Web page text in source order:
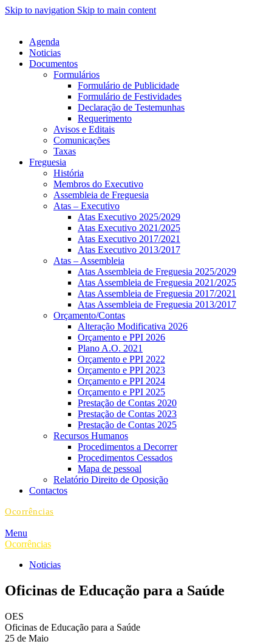
Skip to navigation Skip to main content
Agenda
Noticias
Documentos
Formulários
Formulário de Publicidade
Formulário de Festividades
Declaração de Testemunhas
Requerimento
Avisos e Editais
Comunicações
Taxas
Freguesia
História
Membros do Executivo
Assembleia de Freguesia
Atas – Executivo
Atas Executivo 2025/2029
Atas Executivo 2021/2025
Atas Executivo 2017/2021
Atas Executivo 2013/2017
Atas – Assembleia
Atas Assembleia de Freguesia 2025/2029
Atas Assembleia de Freguesia 2021/2025
Atas Assembleia de Freguesia 2017/2021
Atas Assembleia de Freguesia 2013/2017
Orçamento/Contas
Alteração Modificativa 2026
Orçamento e PPI 2026
Plano A.O. 2021
Orçamento e PPI 2022
Orçamento e PPI 2023
Orçamento e PPI 2024
Orçamento e PPI 2025
Prestação de Contas 2020
Prestação de Contas 2023
Prestação de Contas 2025
Recursos Humanos
Procedimentos a Decorrer
Procedimentos Cessados
Mapa de pessoal
Relatório Direito de Oposição
Contactos
Ocorrências
Menu
Ocorrências
Noticias
Oficinas de Educação para a Saúde
OES
Oficinas de Educação para a Saúde
25 de Maio